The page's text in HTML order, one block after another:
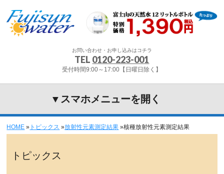
お問い合わせ・お申し込みはコチラ
TEL 0120-223-001
受付時間9:00～17:00【日曜日除く】
▼スマホメニューを開く
HOME » トピックス »放射性元素測定結果 »核種放射性元素測定結果
トピックス